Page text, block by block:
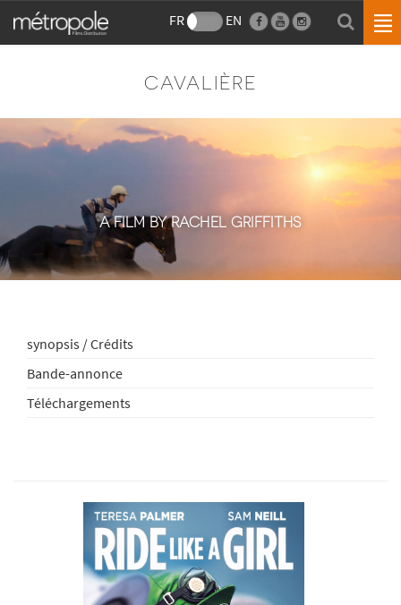
FR EN
CAVALIÈRE
A FILM BY RACHEL GRIFFITHS
synopsis / Crédits
Bande-annonce
Téléchargements